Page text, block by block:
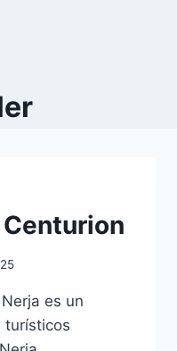
es un
turísticos